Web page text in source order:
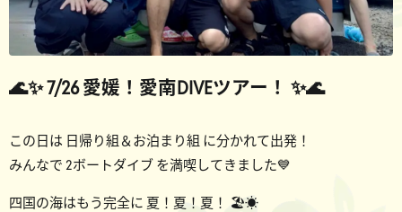
🌊✨ 7/26 愛媛！愛南DIVEツアー！ ✨🌊
この日は 日帰り組＆お泊まり組 に分かれて出発！
みんなで 2ボートダイブ を満喫してきました💙
四国の海はもう完全に 夏！夏！夏！ 🏖️☀️